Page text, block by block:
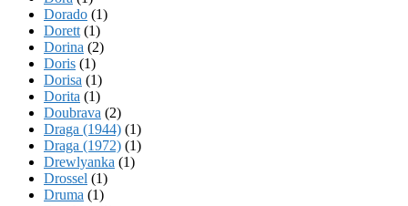
Dorado (1)
Dorett (1)
Dorina (2)
Doris (1)
Dorisa (1)
Dorita (1)
Doubrava (2)
Draga (1944) (1)
Draga (1972) (1)
Drewlyanka (1)
Drossel (1)
Druma (1)